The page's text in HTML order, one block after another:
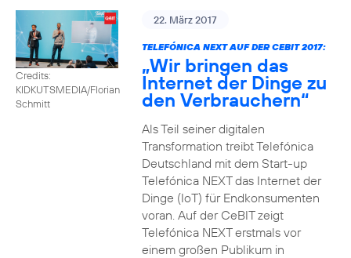
Credits:
KIDKUTSMEDIA/Florian
Schmitt
22. März 2017
TELEFÓNICA NEXT AUF DER CEBIT 2017:
„Wir bringen das
Internet der Dinge zu
den Verbrauchern“
Als Teil seiner digitalen
Transformation treibt Telefónica
Deutschland mit dem Start-up
Telefónica NEXT das Internet der
Dinge (IoT) für Endkonsumenten
voran. Auf der CeBIT zeigt
Telefónica NEXT erstmals vor
einem großen Publikum in